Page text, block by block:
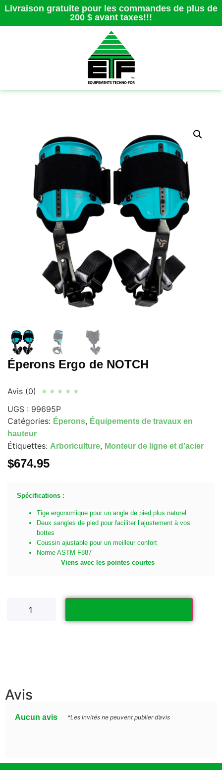
Livraison gratuite pour les commandes de plus de
200 $ avant taxes!!!
Éperons Ergo de NOTCH
Avis (0) ★ ★ ★ ★ ★
UGS : 99695P
Catégories: Éperons, Équipements de travaux en
hauteur
Étiquettes: Arboriculture, Monteur de ligne et d’acier
$674.95
Spécifications :
Tige ergonomique pour un angle de pied plus naturel
Deux sangles de pied pour faciliter l’ajustement à vos
bottes
Coussin ajustable pour un meilleur confort
Norme ASTM F887
Viens avec les pointes courtes
Avis
Aucun avis *Les invités ne peuvent publier d’avis